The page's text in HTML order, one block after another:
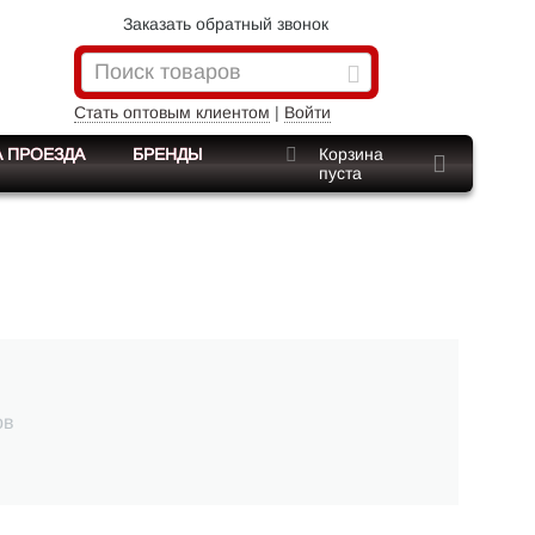
Заказать обратный звонок
Стать оптовым клиентом | Войти
ПРОЕЗДА БРЕНДЫ
Корзина
пуста